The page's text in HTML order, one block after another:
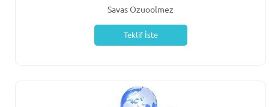
Savas Ozuoolmez
Teklif İste